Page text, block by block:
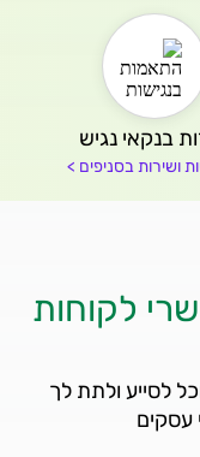
בנקאי נגיש
ושירות בסניפים
לקוחות
לסייע ולתת לך